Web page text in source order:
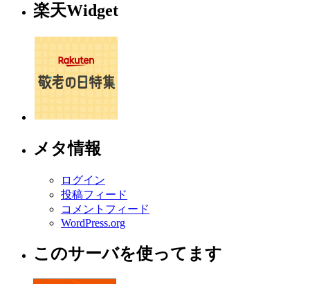
楽天Widget
メタ情報
ログイン
投稿フィード
コメントフィード
WordPress.org
このサーバを使ってます